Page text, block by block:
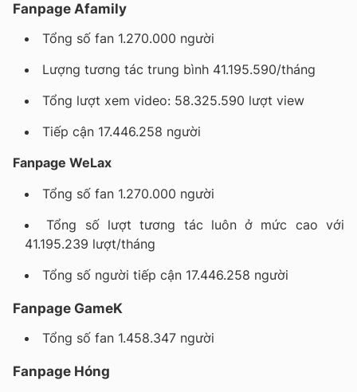
Fanpage Afamily
Tổng số fan 1.270.000 người
Lượng tương tác trung bình 41.195.590/tháng
Tổng lượt xem video: 58.325.590 lượt view
Tiếp cận 17.446.258 người
Fanpage WeLax
Tổng số fan 1.270.000 người
Tổng số lượt tương tác luôn ở mức cao với
41.195.239 lượt/tháng
Tổng số người tiếp cận 17.446.258 người
Fanpage GameK
Tổng số fan 1.458.347 người
Fanpage Hóng